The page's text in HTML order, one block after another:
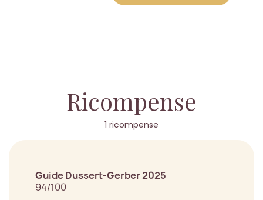
Ricompense
1 ricompense
Guide Dussert-Gerber 2025
94/100